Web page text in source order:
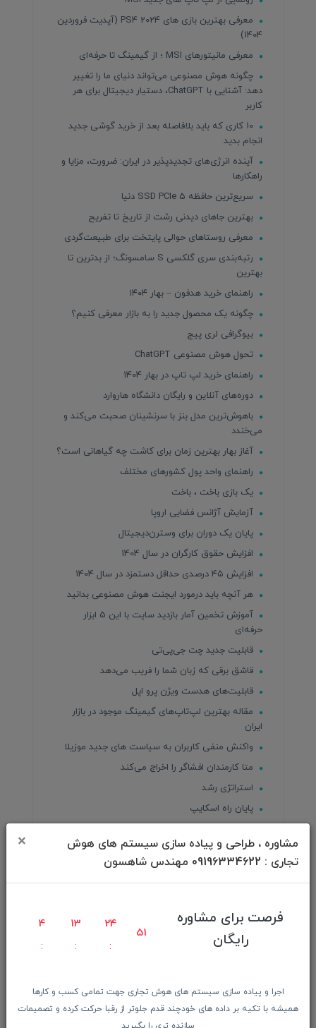
مشاوره ، طراحی و پیاده سازی سیستم های هوش
تجاری : 09196334622 مهندس شاهسون
×
فرصت برای مشاوره
رایگان
4 13 24
49
اجرا و پیاده سازی سیستم های هوش تجاری جهت تمامی کسب و کارها
همیشه با تکیه بر داده های خودچند قدم جلوتر از رقبا حرکت کرده و تصمیمات
معرفی بهترین بازی های PS4 2024 (آپدیت فروردین
1404)
معرفی مانیتورهای MSI ؛ از گیمینگ تا حرفه‌ای
چگونه هوش مصنوعی می‌تواند دنیای ما را تغییر
دهد: آشنایی با ChatGPT، دستیار دیجیتال برای هر
کاربر
10 کاری که باید بلافاصله بعد از خرید گوشی جدید
انجام بدید
آینده انرژی‌های تجدیدپذیر در ایران: ضرورت، مزایا و
راهکارها
سریع‌ترین حافظه SSD PCIe 5 دنیا
بهترین جاهای دیدنی رشت از تاریخ تا تفریح
معرفی روستاهای حوالی پایتخت برای طبیعت‌گردی
رتبه‌بندی سری گلکسی S سامسونگ؛ از بدترین تا
بهترین
راهنمای خرید هدفون – بهار ۱۴۰۴
چگونه یک محصول جدید را به بازار معرفی کنیم؟
بیوگرافی لری پیج
تحول هوش مصنوعی ChatGPT
راهنمای خرید لپ تاپ در بهار 1404
دوره‌های آنلاین و رایگان دانشگاه هاروارد
باهوش‌ترین مدل بنز با سرنشینان صحبت می‌کند و
می‌خندد
آغاز بهار بهترین زمان برای کاشت چه گیاهانی است؟
راهنمای واحد پول کشورهای مختلف
یک بازی باخت ، باخت
آزمایش آژانس فضایی اروپا
پایان یک دوران برای وسترن‌دیجیتال
افزایش حقوق کارگران در سال 1404
افزایش ۴۵ درصدی حداقل دستمزد در سال 1404
هر آنچه باید درمورد ایجنت هوش مصنوعی بدانید
آموزش تخمین آمار بازدید سایت با این 5 ابزار
حرفه‌ای
قابلیت جدید چت جی‌پی‌تی
قاشق برقی که زبان شما را فریب می‌دهد
قابلیت‌های هدست ویژن پرو اپل
مقاله بهترین لپ‌تاپ‌های گیمینگ موجود در بازار
ایران
واکنش منفی کاربران به سیاست های جدید موزیلا
متا کارمندان افشاگر را اخراج می‌کند
استراتژی رشد
پایان راه اسکایپ
چگونه بازدید سایت خود را افزایش دهیم؟
بهترین گوشی های شیائومی
مقایسه s24 Ultra با آیفون ۱۶
پایان سناریوی پردازنده های نسل ۱۰
شنبه، 27 ارديبهشت 04 علی شاهسون اخبار